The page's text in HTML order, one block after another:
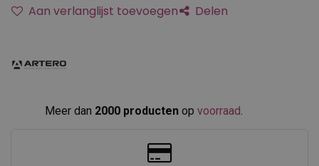
Aan verlanglijst toevoegen Delen
Meer dan 2000 producten op voorraad